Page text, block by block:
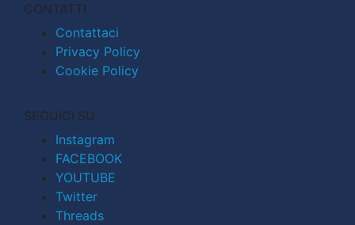
CONTATTI
Contattaci
Privacy Policy
Cookie Policy
SEGUICI SU
Instagram
FACEBOOK
YOUTUBE
Twitter
Threads